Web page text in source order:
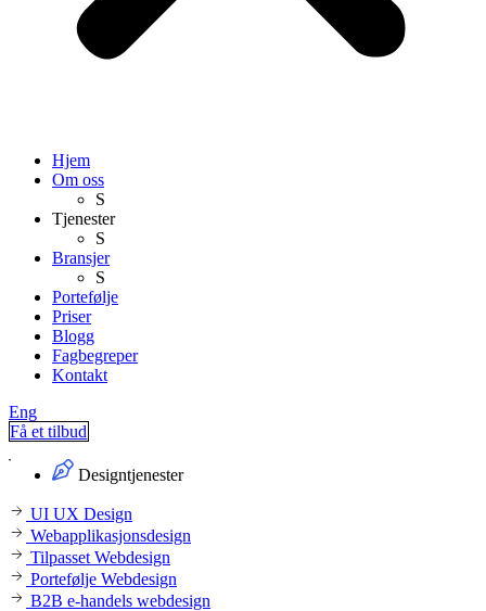
Hjem
Om oss
S
Tjenester
S
Bransjer
S
Portefølje
Priser
Blogg
Fagbegreper
Kontakt
Eng
Få et tilbud
Designtjenester
UI UX Design
Webapplikasjonsdesign
Tilpasset Webdesign
Portefølje Webdesign
B2B e-handels webdesign